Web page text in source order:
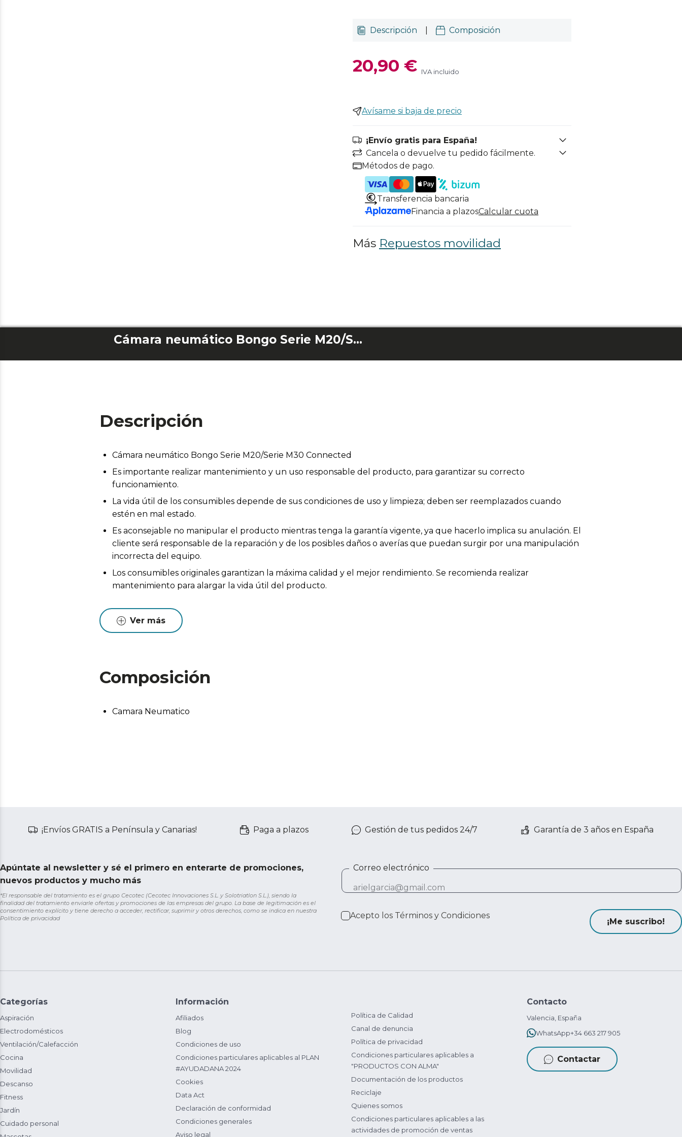
Descripción Composición
20,90 € IVA incluido
Avísame si baja de precio
¡Envío gratis para España!
Cancela o devuelve tu pedido fácilmente.
Métodos de pago.
Transferencia bancaria
Financia a plazosCalcular cuota
Más Repuestos movilidad
Cámara neumático Bongo Serie M20/Serie M30 Connected
Descripción
Cámara neumático Bongo Serie M20/Serie M30 Connected
Es importante realizar mantenimiento y un uso responsable del producto, para garantizar su correcto
funcionamiento.
La vida útil de los consumibles depende de sus condiciones de uso y limpieza; deben ser reemplazados cuando
estén en mal estado.
Es aconsejable no manipular el producto mientras tenga la garantía vigente, ya que hacerlo implica su anulación. El
cliente será responsable de la reparación y de los posibles daños o averías que puedan surgir por una manipulación
incorrecta del equipo.
Los consumibles originales garantizan la máxima calidad y el mejor rendimiento. Se recomienda realizar
mantenimiento para alargar la vida útil del producto.
Ver más
Composición
Camara Neumatico
¡Envíos GRATIS a Península y Canarias! Paga a plazos Gestión de tus pedidos 24/7 Garantía de 3 años en España
Apúntate al newsletter y sé el primero en enterarte de promociones,
nuevos productos y mucho más
*El responsable del tratamiento es el grupo Cecotec (Cecotec Innovaciones S.L. y Solotriatlon S.L.), siendo la
finalidad del tratamiento enviarle ofertas y promociones de las empresas del grupo. La base de legitimación es el
consentimiento explícito y tiene derecho a acceder, rectificar, suprimir y otros derechos, como se indica en nuestra
Política de privacidad
Correo electrónico
Acepto los Términos y Condiciones
¡Me suscribo!
Categorías
Aspiración
Electrodomésticos
Ventilación/Calefacción
Cocina
Movilidad
Descanso
Fitness
Jardín
Cuidado personal
Información
Afiliados
Blog
Condiciones de uso
Condiciones particulares aplicables al PLAN
#AYUDADANA 2024
Cookies
Data Act
Declaración de conformidad
Condiciones generales
Aviso legal
Política de Calidad
Canal de denuncia
Política de privacidad
Condiciones particulares aplicables a
"PRODUCTOS CON ALMA"
Documentación de los productos
Reciclaje
Quienes somos
Condiciones particulares aplicables a las
actividades de promoción de ventas
Contacto
Valencia, España
WhatsApp+34 663 217 905
Contactar